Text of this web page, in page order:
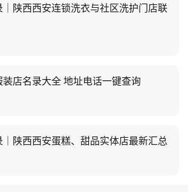
陕西西安连锁洗衣与社区洗护门店联
店名录大全 地址电话一键查询
陕西西安蛋糕、甜品实体店最新汇总